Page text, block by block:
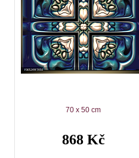
70 x 50 cm
868 Kč